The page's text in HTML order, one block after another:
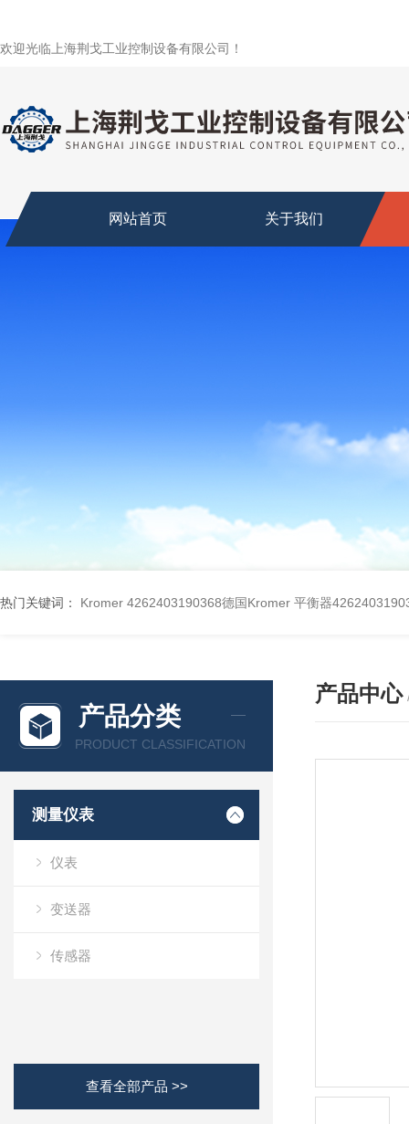
欢迎光临上海荆戈工业控制设备有限公司！
网站首页 关于我们
热门关键词： Kromer 4262403190368德国Kromer 平衡器
产品分类
PRODUCT CLASSIFICATION
测量仪表
仪表
变送器
传感器
查看全部产品 >>
产品中心